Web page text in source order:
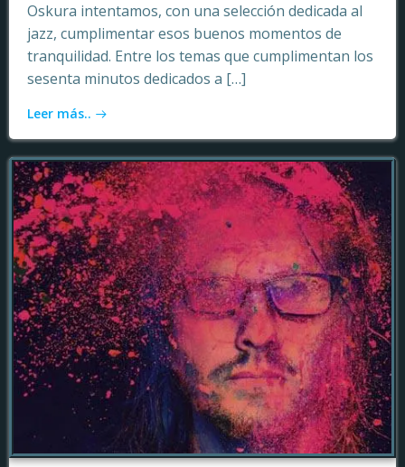
Oskura intentamos, con una selección dedicada al
jazz, cumplimentar esos buenos momentos de
tranquilidad. Entre los temas que cumplimentan los
sesenta minutos dedicados a […]
Leer más..